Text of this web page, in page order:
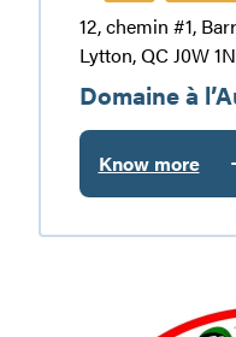
12, chemin #1,
Lytton, QC J0W
Domaine à
Know more
:
Domaine
à